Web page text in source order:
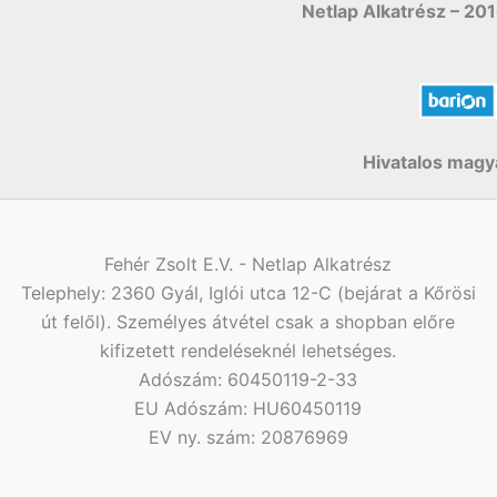
Netlap Alkatrész –
Hivatalos
Fehér Zsolt E.V. - Netlap Alkatrész
Telephely: 2360 Gyál, Iglói utca 12-C (bejárat a Kőrösi
út felől). Személyes átvétel csak a shopban előre
kifizetett rendeléseknél lehetséges.
Adószám: 60450119-2-33
EU Adószám: HU60450119
EV ny. szám: 20876969